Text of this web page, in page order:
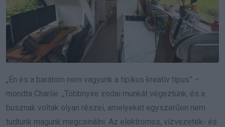
„Én és a barátom nem vagyunk a tipikus kreatív típus” –
mondta Charlie. „Többnyire irodai munkát végeztünk, és a
busznak voltak olyan részei, amelyeket egyszerűen nem
tudtunk magunk megcsinálni. Az elektromos, vízvezeték- és